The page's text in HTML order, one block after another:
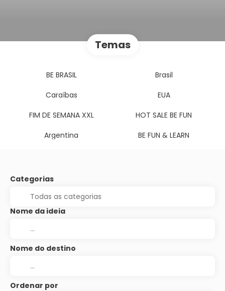
Temas
BE BRASIL
Brasil
Caraíbas
EUA
FIM DE SEMANA XXL
HOT SALE BE FUN
Argentina
BE FUN & LEARN
Categorias
Nome da ideia
Nome do destino
Ordenar por